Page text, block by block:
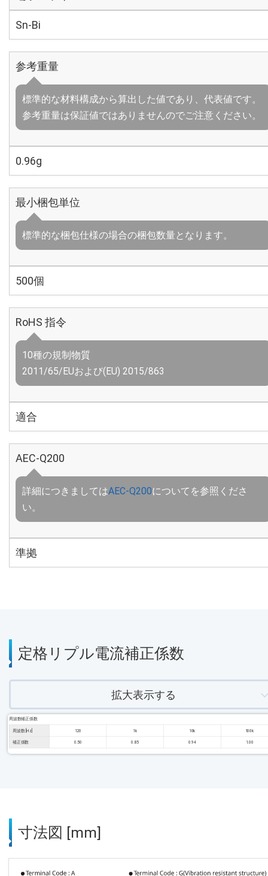
Sn-Bi
参考重量
標準的な材料構成から算出した値であり、代表値です。
参考重量は保証値ではありませんのでご注意ください。
0.96g
最小梱包単位
標準的な梱包仕様の場合の梱包数量となります。
500個
RoHS 指令
10種の規制物質
2011/65/EUおよび(EU) 2015/863
適合
AEC-Q200
詳細につきましてはAEC-Q200についてを参照くださ
い。
準拠
定格リプル電流補正係数
拡大表示する
周波数補正係数
周波数 [Hz] 120 1k 10k 100k
補正係数 0.50 0.85 0.94 1.00
寸法図 [mm]